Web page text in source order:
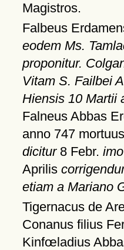
Magistros.
Falbeus
eodem Ms.
proponitur.
Vitam S. Failbei
Hiensis 10 Martii
Falneus Abbas
anno 747
dicitur8 Febr.
Aprilis
etiam a Mariano
Tigernacus de
Conanus filius
Kinfœladius